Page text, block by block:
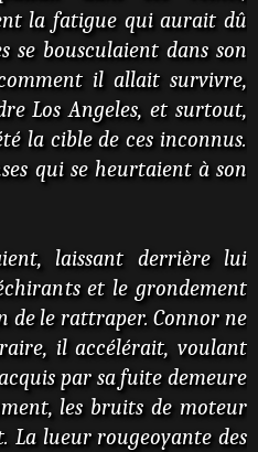
la fatigue qui aurait dû
se bousculaient dans son
il allait survivre,
Los Angeles, et surtout,
la cible de ces inconnus.
qui se heurtaient à son
laissant derrière lui
et le grondement
de le rattraper. Connor ne
il accélérait, voulant
par sa fuite demeure
les bruits de moteur
La lueur rougeoyante des